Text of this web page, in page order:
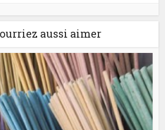
aussi aimer